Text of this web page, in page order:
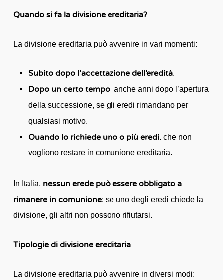
Quando si fa la divisione ereditaria?
La divisione ereditaria può avvenire in vari momenti:
Subito dopo l’accettazione dell’eredità.
Dopo un certo tempo, anche anni dopo l’apertura
della successione, se gli eredi rimandano per
qualsiasi motivo.
Quando lo richiede uno o più eredi, che non
vogliono restare in comunione ereditaria.
In Italia, nessun erede può essere obbligato a
rimanere in comunione: se uno degli eredi chiede la
divisione, gli altri non possono rifiutarsi.
Tipologie di divisione ereditaria
La divisione ereditaria può avvenire in diversi modi: